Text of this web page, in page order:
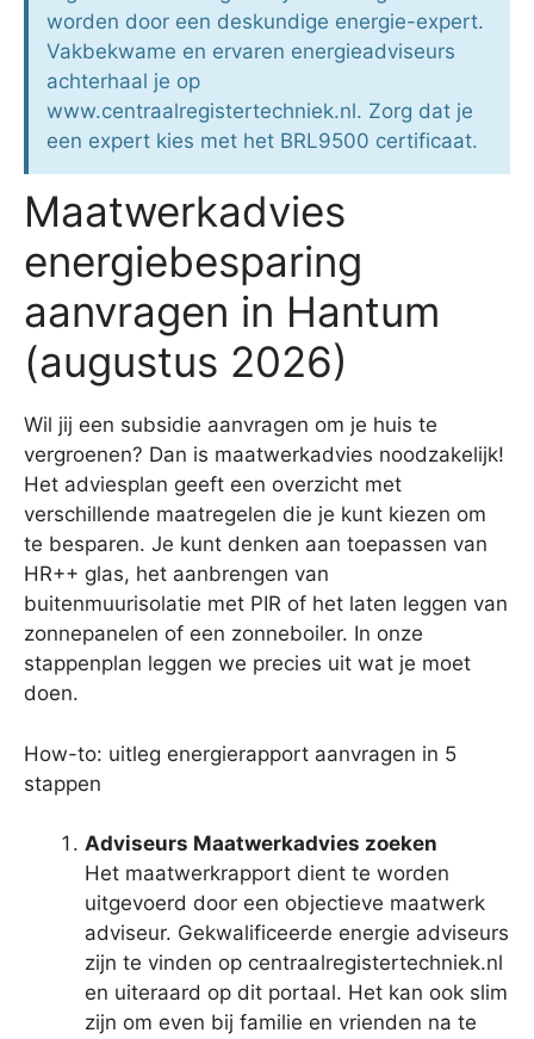
worden door een deskundige energie-expert.
Vakbekwame en ervaren energieadviseurs
achterhaal je op
www.centraalregistertechniek.nl. Zorg dat je
een expert kies met het BRL9500 certificaat.
Maatwerkadvies
energiebesparing
aanvragen in Hantum
(augustus 2026)
Wil jij een subsidie aanvragen om je huis te
vergroenen? Dan is maatwerkadvies noodzakelijk!
Het adviesplan geeft een overzicht met
verschillende maatregelen die je kunt kiezen om
te besparen. Je kunt denken aan toepassen van
HR++ glas, het aanbrengen van
buitenmuurisolatie met PIR of het laten leggen van
zonnepanelen of een zonneboiler. In onze
stappenplan leggen we precies uit wat je moet
doen.
How-to: uitleg energierapport aanvragen in 5
stappen
Adviseurs Maatwerkadvies zoeken
Het maatwerkrapport dient te worden
uitgevoerd door een objectieve maatwerk
adviseur. Gekwalificeerde energie adviseurs
zijn te vinden op centraalregistertechniek.nl
en uiteraard op dit portaal. Het kan ook slim
zijn om even bij familie en vrienden na te